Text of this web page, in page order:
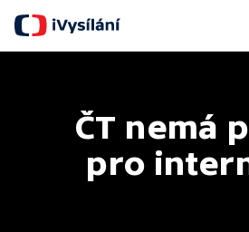
ČT nemá
pro